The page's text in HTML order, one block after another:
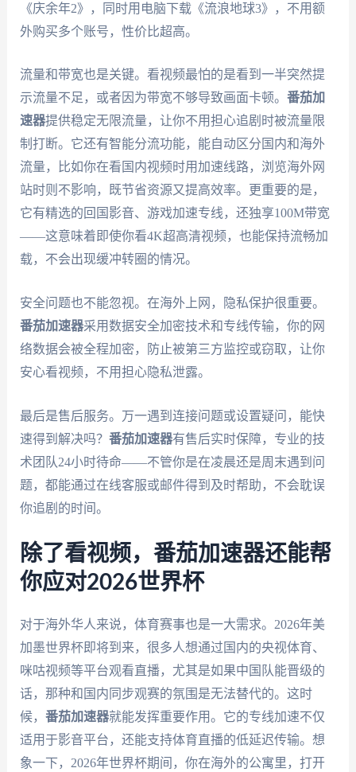
《庆余年2》，同时用电脑下载《流浪地球3》，不用额
外购买多个账号，性价比超高。
流量和带宽也是关键。看视频最怕的是看到一半突然提
示流量不足，或者因为带宽不够导致画面卡顿。 番茄加
速器提供稳定无限流量，让你不用担心追剧时被流量限
制打断。它还有智能分流功能，能自动区分国内和海外
流量，比如你在看国内视频时用加速线路，浏览海外网
站时则不影响，既节省资源又提高效率。更重要的是，
它有精选的回国影音、游戏加速专线，还独享100M带宽
——这意味着即使你看4K超高清视频，也能保持流畅加
载，不会出现缓冲转圈的情况。
安全问题也不能忽视。在海外上网，隐私保护很重要。
番茄加速器采用数据安全加密技术和专线传输，你的网
络数据会被全程加密，防止被第三方监控或窃取，让你
安心看视频，不用担心隐私泄露。
最后是售后服务。万一遇到连接问题或设置疑问，能快
速得到解决吗？ 番茄加速器有售后实时保障，专业的技
术团队24小时待命——不管你是在凌晨还是周末遇到问
题，都能通过在线客服或邮件得到及时帮助，不会耽误
你追剧的时间。
除了看视频，番茄加速器还能帮
你应对2026世界杯
对于海外华人来说，体育赛事也是一大需求。2026年美
加墨世界杯即将到来，很多人想通过国内的央视体育、
咪咕视频等平台观看直播，尤其是如果中国队能晋级的
话，那种和国内同步观赛的氛围是无法替代的。这时
候， 番茄加速器就能发挥重要作用。它的专线加速不仅
适用于影音平台，还能支持体育直播的低延迟传输。想
象一下，2026年世界杯期间，你在海外的公寓里，打开